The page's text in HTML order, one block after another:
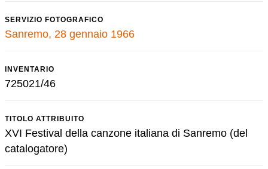
SERVIZIO FOTOGRAFICO
Sanremo, 28 gennaio 1966
INVENTARIO
725021/46
TITOLO ATTRIBUITO
XVI Festival della canzone italiana di Sanremo (del
catalogatore)